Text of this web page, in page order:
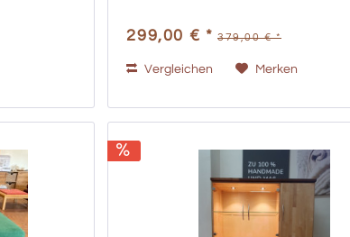
299,00 € * 379,00 € *
Vergleichen Merken